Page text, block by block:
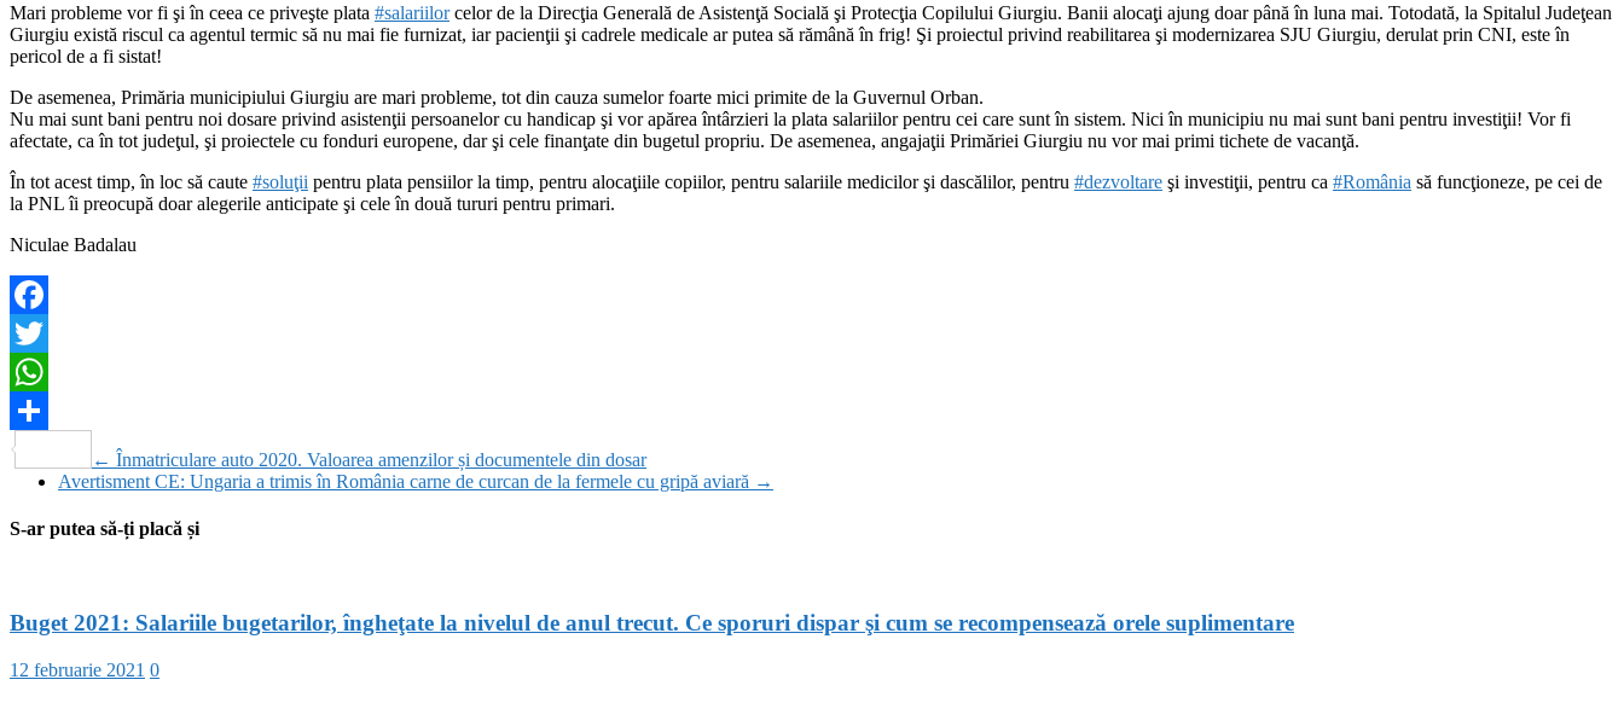
Mari probleme vor fi şi în ceea ce priveşte plata #salariilorcelor de la Direcţia Generală de Asistenţă Socială şi Protecţia Copilului Giurgiu. Banii alocaţi ajung doar până în luna mai. Totodată, la Spitalul Judeţean
Giurgiu există riscul ca agentul termic să nu mai fie furnizat, iar pacienţii şi cadrele medicale ar putea să rămână în frig! Şi proiectul privind reabilitarea şi modernizarea SJU Giurgiu, derulat prin CNI, este în
pericol de a fi sistat!
De asemenea, Primăria municipiului Giurgiu are mari probleme, tot din cauza sumelor foarte mici primite de la Guvernul Orban.
Nu mai sunt bani pentru noi dosare privind asistenţii persoanelor cu handicap şi vor apărea întârzieri la plata salariilor pentru cei care sunt în sistem. Nici în municipiu nu mai sunt bani pentru investiţii! Vor fi
afectate, ca în tot judeţul, şi proiectele cu fonduri europene, dar şi cele finanţate din bugetul propriu. De asemenea, angajaţii Primăriei Giurgiu nu vor mai primi tichete de vacanţă.
În tot acest timp, în loc să caute #soluţii pentru plata pensiilor la timp, pentru alocaţiile copiilor, pentru salariile medicilor şi dascălilor, pentru #dezvoltare şi investiţii, pentru ca #România să funcţioneze, pe cei de
la PNL îi preocupă doar alegerile anticipate şi cele în două tururi pentru primari.
Niculae Badalau
Facebook
Twitter
WhatsApp
Partajează
← Înmatriculare auto 2020. Valoarea amenzilor și documentele din dosar
Avertisment CE: Ungaria a trimis în România carne de curcan de la fermele cu gripă aviară →
S-ar putea să-ți placă și
Buget 2021: Salariile bugetarilor, îngheţate la nivelul de anul trecut. Ce sporuri dispar şi cum se recompensează orele suplimentare
12 februarie 2021 0